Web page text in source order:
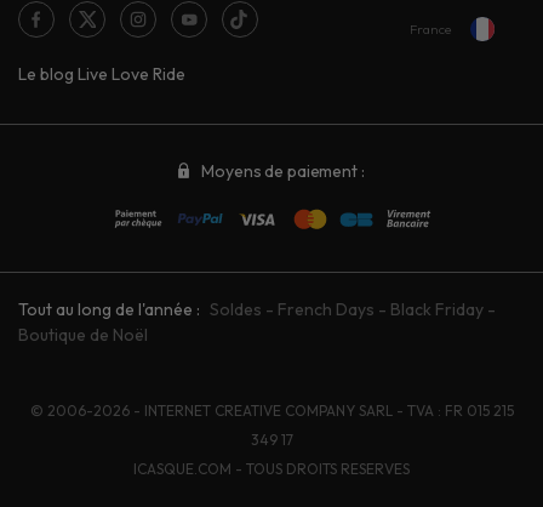
Le blog Live Love Ride
France
Moyens de paiement :
Tout au long de l'année : Soldes - French Days - Black Friday -
Boutique de Noël
© 2006-2026 - INTERNET CREATIVE COMPANY SARL - TVA : FR 015 215
349 17
ICASQUE.COM - TOUS DROITS RESERVES